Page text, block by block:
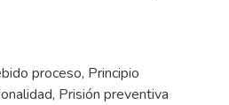
proceso, Principio
, Prisión preventiva